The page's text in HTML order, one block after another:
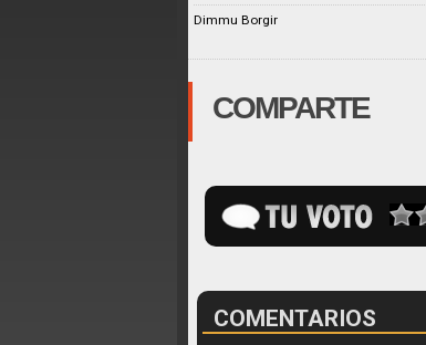
Dimmu Borgir
COMPARTE
COMENTARIOS